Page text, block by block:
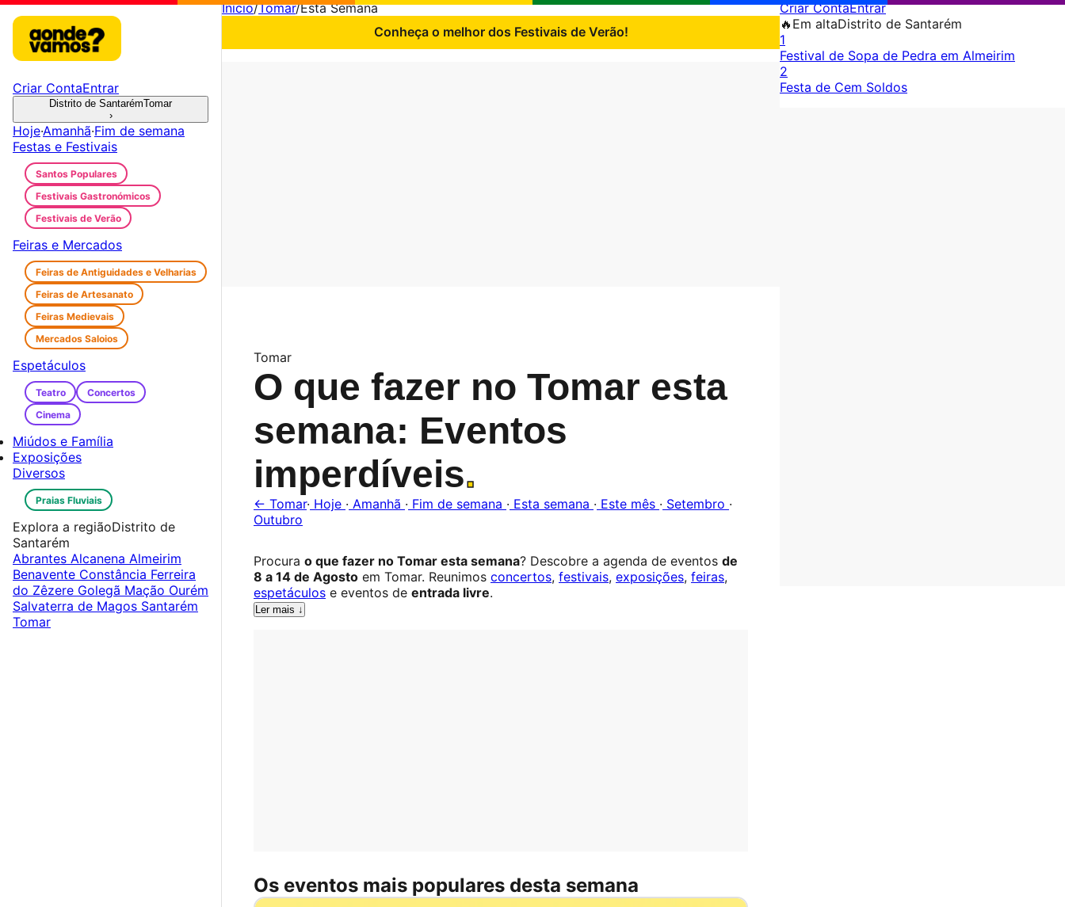
Início/Tomar/Esta Semana
Conheça o melhor dos Festivais de Verão!
Tomar
O que fazer no Tomar esta
semana: Eventos
imperdíveis.
← Tomar· Hoje · Amanhã · Fim de semana · Esta semana · Este mês · Setembro ·
Outubro
Procura o que fazer no Tomar esta semana? Descobre a agenda de eventos de
8 a 14 de Agosto em Tomar. Reunimos concertos, festivais, exposições, feiras,
espetáculos e eventos de entrada livre.
Ler mais ↓
Os eventos mais populares desta semana
Criar ContaEntrar
🔥 Em altaDistrito de Santarém
1
Festival de Sopa de Pedra em Almeirim
2
Festa de Cem Soldos
Criar ContaEntrar
Distrito de SantarémTomar
›
Hoje·Amanhã·Fim de semana
Festas e Festivais
Santos Populares
Festivais Gastronómicos
Festivais de Verão
Feiras e Mercados
Feiras de Antiguidades e Velharias
Feiras de Artesanato
Feiras Medievais
Mercados Saloios
Espetáculos
Teatro
Concertos
Cinema
Miúdos e Família
Exposições
Diversos
Praias Fluviais
Explora a regiãoDistrito de
Santarém
Abrantes Alcanena Almeirim
Benavente Constância Ferreira
do Zêzere Golegã Mação Ourém
Salvaterra de Magos Santarém
Tomar